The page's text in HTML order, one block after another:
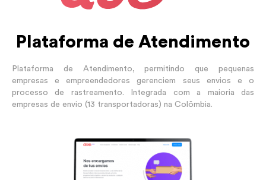
Plataforma de Atendimento
Plataforma de Atendimento, permitindo que pequenas
empresas e empreendedores gerenciem seus envios e o
processo de rastreamento. Integrada com a maioria das
empresas de envio (13 transportadoras) na Colômbia.